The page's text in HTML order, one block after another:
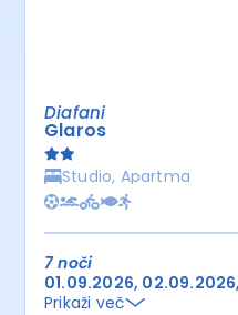
Diafani
Glaros
Studio, Apartma
7 noči
01.09.2026 02.09.2026
Prikaži več